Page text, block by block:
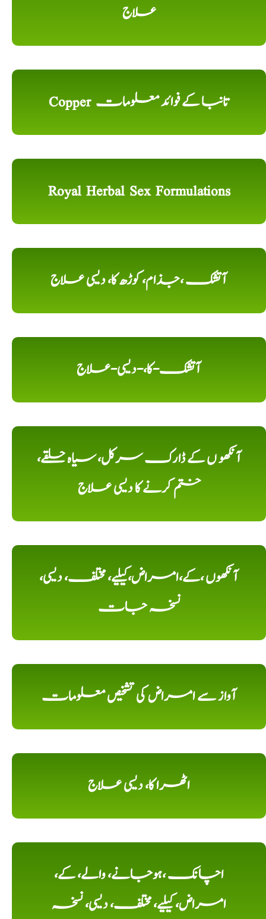
علاج
Copper تانبا کے فوائد معلومات
Royal Herbal Sex Formulations
آتشک ،جذام، کوڑھ کا، دیسی علاج
آتشک-کا،-دیسی-علاج
آنکھو ں کے ڈارک سرکل، سیاہ حلقے،
ختم کرنے کا دیسی علاج
آنکھوں ،کے،امراض،کیلیے، مختلف، دیسی،
نسخہ جات
آواز سے امراض کی تشخیص معلومات
اٹھرا کا، دیسی علاج
اچانک ،ہوجانے، والے، کے،
امراض، کیلیے، مختلف، دیسی، نسخہ